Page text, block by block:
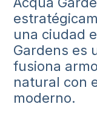
una ciudad
Gardens es
fusiona
natural con
moderno.